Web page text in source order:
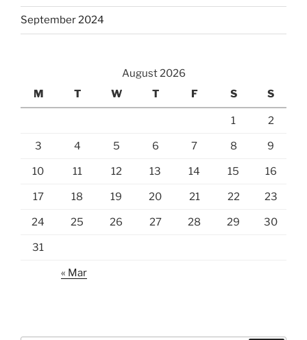
September 2024
August 2026
M
T W T F S S
1 2
3 4 5 6 7 8 9
10 11 12 13 14 15 16
17 18 19 20 21 22 23
24 25 26 27 28 29 30
31
« Mar